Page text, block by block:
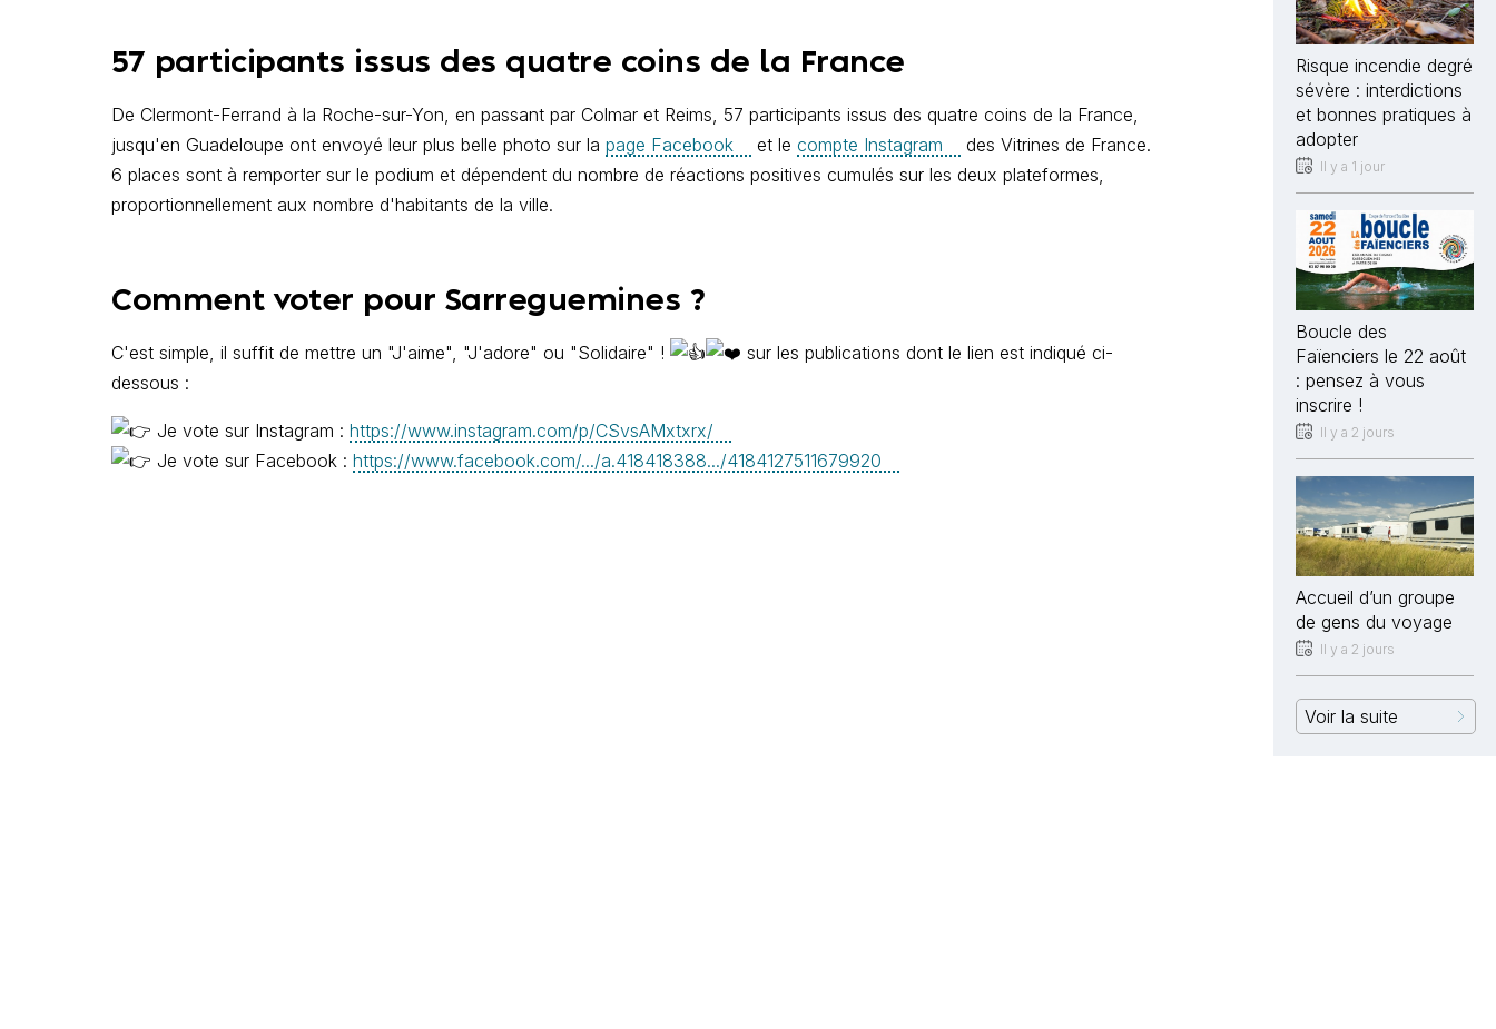
57 participants issus des quatre coins de la France
De Clermont-Ferrand à la Roche-sur-Yon, en passant par Colmar et Reims, 57 participants issus des quatre coins de la France,
jusqu'en Guadeloupe ont envoyé leur plus belle photo sur la page Facebook et le compte Instagram
des Vitrines de France.
6 places sont à remporter sur le podium et dépendent du nombre de réactions positives cumulés sur les deux plateformes,
proportionnellement aux nombre d'habitants de la ville.
Comment voter pour Sarreguemines ?
C'est simple, il suffit de mettre un "J'aime", "J'adore" ou "Solidaire" !
sur les publications dont le lien est indiqué ci-
dessous :
Je vote sur Instagram : https://www.instagram.com/p/CSvsAMxtxrx/
Je vote sur Facebook : https://www.facebook.com/.../a.418418388.../4184127511679920
Risque incendie degré
sévère : interdictions
et bonnes pratiques à
adopter
Il y a 1 jour
Boucle des
Faïenciers le 22 août
: pensez à vous
inscrire !
Il y a 2 jours
Accueil d’un groupe
de gens du voyage
Il y a 2 jours
Voir la suite